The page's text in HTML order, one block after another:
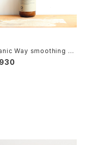
Way smoothing ha
まとまりにくい髪質の方